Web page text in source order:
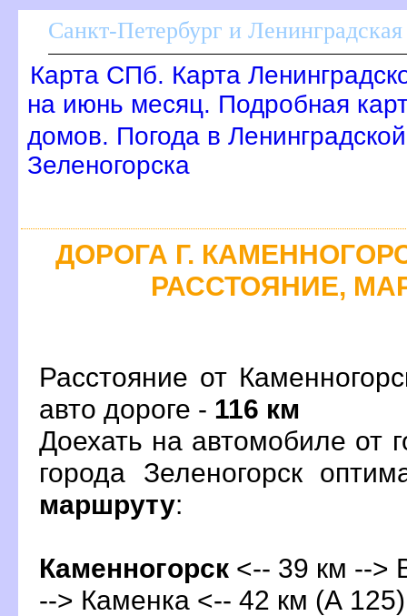
Санкт-Петербург и Ленинградская
Карта СПб. Карта
на июнь месяц. Подробная
домов. Погода в
Зеленогорска
ДОРОГА Г.
РАССТОЯНИЕ,
Расстояние от
авто дороге - 116 км
Доехать на автомобиле от
орода Зеленогорск
маршруту:
Каменногорск <-- 39 км -->
--> Каменка <-- 42 км (А